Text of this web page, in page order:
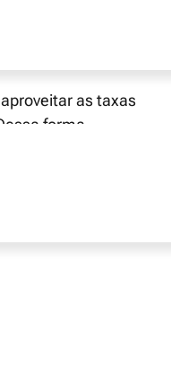
as taxas
forma,
financeira